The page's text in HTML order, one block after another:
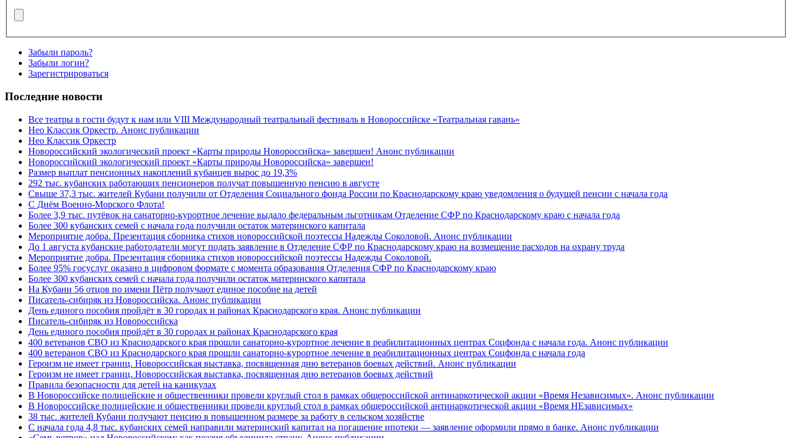
Забыли пароль?
Забыли логин?
Зарегистрироваться
Последние новости
Все театры в гости будут к нам или VIII Международный театральный фестиваль в Новороссийске «Театральная гавань»
Нео Классик Оркестр. Анонс публикации
Нео Классик Оркестр
Новороссийский экологический проект «Карты природы Новороссийска» завершен! Анонс публикации
Новороссийский экологический проект «Карты природы Новороссийска» завершен!
Размер выплат пенсионных накоплений кубанцев вырос до 19,3%
292 тыс. кубанских работающих пенсионеров получат повышенную пенсию в августе
Свыше 37,3 тыс. жителей Кубани получили от Отделения Социального фонда России по Краснодарскому краю уведомления о будущей пенсии с начала года
C Днём Военно-Морского Флота!
Более 3,9 тыс. путёвок на санаторно-курортное лечение выдало федеральным льготникам Отделение СФР по Краснодарскому краю с начала года
Более 300 кубанских семей с начала года получили остаток материнского капитала
Мероприятие добра. Презентация сборника стихов новороссийской поэтессы Надежды Соколовой. Анонс публикации
До 1 августа кубанские работодатели могут подать заявление в Отделение СФР по Краснодарскому краю на возмещение расходов на охрану труда
Мероприятие добра. Презентация сборника стихов новороссийской поэтессы Надежды Соколовой.
Более 95% госуслуг оказано в цифровом формате с момента образования Отделения СФР по Краснодарскому краю
Более 300 кубанских семей с начала года получили остаток материнского капитала
На Кубани 56 отцов по имени Пётр получают единое пособие на детей
Писатель-сибиряк из Новороссийска. Анонс публикации
День единого пособия пройдёт в 30 городах и районах Краснодарского края. Анонс публикации
Писатель-сибиряк из Новороссийска
День единого пособия пройдёт в 30 городах и районах Краснодарского края
400 ветеранов СВО из Краснодарского края прошли санаторно-курортное лечение в реабилитационных центрах Соцфонда с начала года. Анонс публикации
400 ветеранов СВО из Краснодарского края прошли санаторно-курортное лечение в реабилитационных центрах Соцфонда с начала года
Героизм не имеет границ. Новороссийская выставка, посвященная дню ветеранов боевых действий. Анонс публикации
Героизм не имеет границ. Новороссийская выставка, посвященная дню ветеранов боевых действий
Правила безопасности для детей на каникулах
В Новороссийске полицейские и общественники провели круглый стол в рамках общероссийской антинаркотической акции «Время Независимых». Анонс публикации
В Новороссийске полицейские и общественники провели круглый стол в рамках общероссийской антинаркотической акции «Время НЕзависимых»
38 тыс. жителей Кубани получают пенсию в повышенном размере за работу в сельском хозяйстве
С начала года 4,8 тыс. кубанских семей направили материнский капитал на погашение ипотеки — заявление оформили прямо в банке. Анонс публикации